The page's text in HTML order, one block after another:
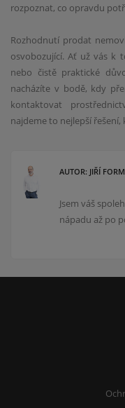
rozpoznat, co opravdu
Rozhodnutí prodat
osvobozující. Ať už vás k
nebo čistě praktické
nacházíte v bodě, kdy
kontaktovat
najdeme to nejlepší řešení,
AUTOR: JIŘÍ
Jsem váš
nápadu až po